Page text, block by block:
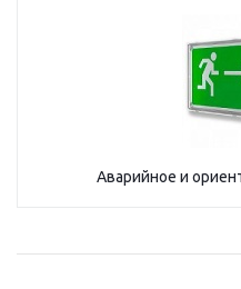
Аварийное и